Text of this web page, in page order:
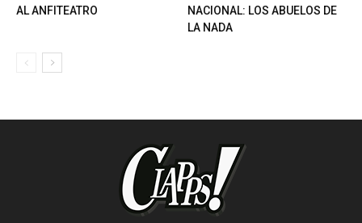
AL ANFITEATRO
NACIONAL: LOS ABUELOS DE
LA NADA